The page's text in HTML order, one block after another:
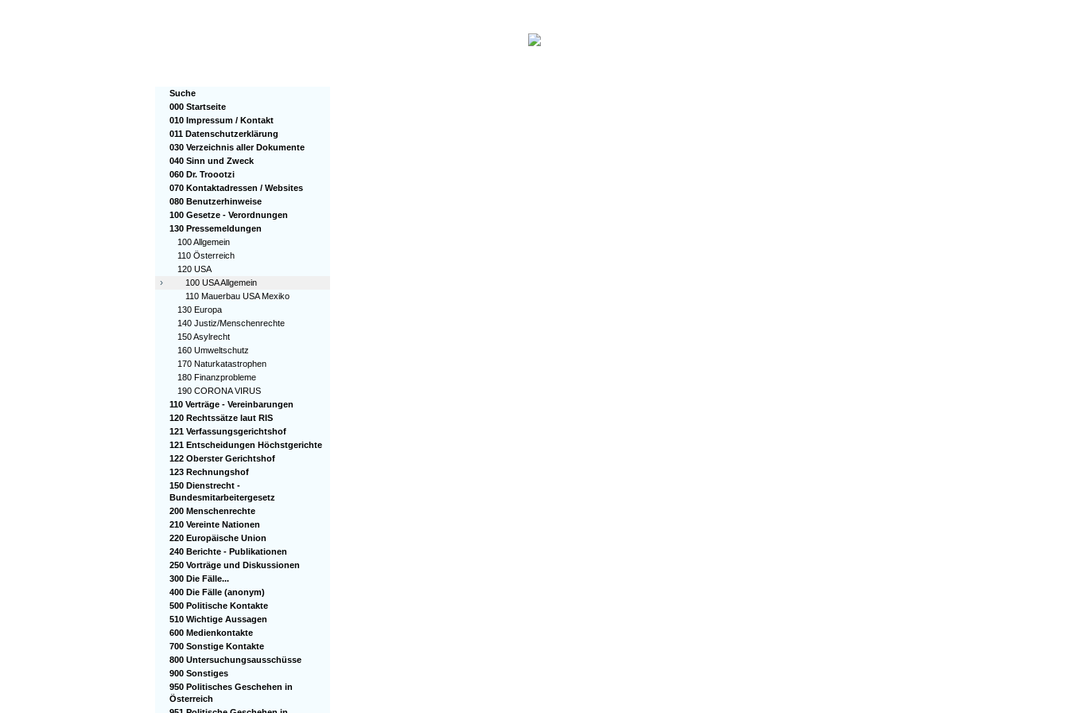
Suche
000 Startseite
010 Impressum / Kontakt
011 Datenschutzerklärung
030 Verzeichnis aller Dokumente
040 Sinn und Zweck
060 Dr. Troootzi
070 Kontaktadressen / Websites
080 Benutzerhinweise
100 Gesetze - Verordnungen
130 Pressemeldungen
100 Allgemein
110 Österreich
120 USA
›
100 USA Allgemein
110 Mauerbau USA Mexiko
130 Europa
140 Justiz/Menschenrechte
150 Asylrecht
160 Umweltschutz
170 Naturkatastrophen
180 Finanzprobleme
190 CORONA VIRUS
110 Verträge - Vereinbarungen
120 Rechtssätze laut RIS
121 Verfassungsgerichtshof
121 Entscheidungen Höchstgerichte
122 Oberster Gerichtshof
123 Rechnungshof
150 Dienstrecht -
Bundesmitarbeitergesetz
200 Menschenrechte
210 Vereinte Nationen
220 Europäische Union
240 Berichte - Publikationen
250 Vorträge und Diskussionen
300 Die Fälle...
400 Die Fälle (anonym)
500 Politische Kontakte
510 Wichtige Aussagen
600 Medienkontakte
700 Sonstige Kontakte
800 Untersuchungsausschüsse
900 Sonstiges
950 Politisches Geschehen in
Österreich